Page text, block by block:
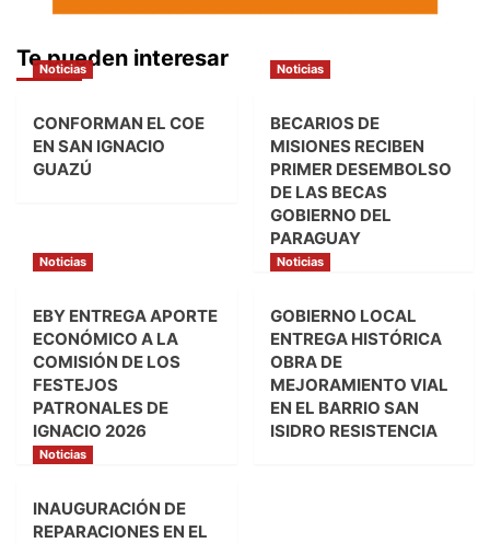
Te pueden interesar
Noticias
CONFORMAN EL COE
EN SAN IGNACIO
GUAZÚ
Noticias
BECARIOS DE
MISIONES RECIBEN
PRIMER DESEMBOLSO
DE LAS BECAS
GOBIERNO DEL
PARAGUAY
Noticias
EBY ENTREGA APORTE
ECONÓMICO A LA
COMISIÓN DE LOS
FESTEJOS
PATRONALES DE
IGNACIO 2026
Noticias
GOBIERNO LOCAL
ENTREGA HISTÓRICA
OBRA DE
MEJORAMIENTO VIAL
EN EL BARRIO SAN
ISIDRO RESISTENCIA
Noticias
INAUGURACIÓN DE
REPARACIONES EN EL